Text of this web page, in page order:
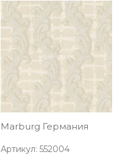
Marburg Германия
Артикул: 552004